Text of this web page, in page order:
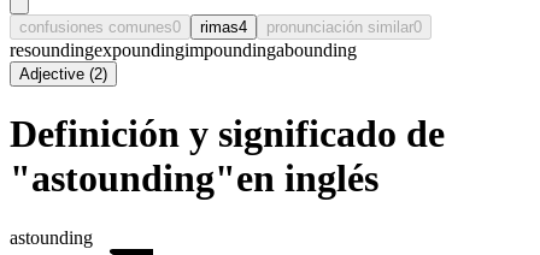
confusiones comunes0 rimas4 pronunciación similar0
resoundingexpoundingimpoundingabounding
Adjective (2)
Definición y significado de
"astounding"en inglés
astounding